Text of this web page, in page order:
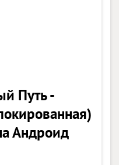
Путь -
Андроид